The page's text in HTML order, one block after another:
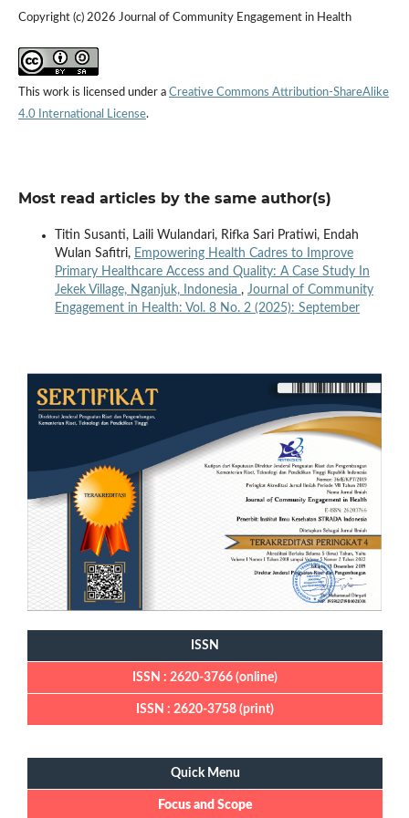
Copyright (c) 2026 Journal of Community Engagement in Health
This work is licensed under a Creative Commons Attribution-ShareAlike
4.0 International License.
Most read articles by the same author(s)
Titin Susanti, Laili Wulandari, Rifka Sari Pratiwi, Endah
Wulan Safitri, Empowering Health Cadres to Improve
Primary Healthcare Access and Quality: A Case Study In
Jekek Village, Nganjuk, Indonesia , Journal of Community
Engagement in Health: Vol. 8 No. 2 (2025): September
ISSN
ISSN : 2620-3766 (online)
ISSN : 2620-3758 (print)
Quick Menu
Focus and Scope